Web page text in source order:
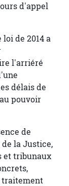
d'appel
de 2014 a
l'arriéré
délais de
pouvoir
de
la Justice,
et tribunaux
traitement